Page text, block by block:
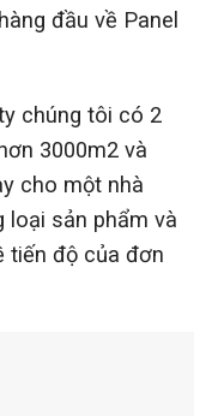
đầu về Panel
chúng tôi có 2
3000m2 và
cho một nhà
loại sản phẩm và
tiến độ của đơn